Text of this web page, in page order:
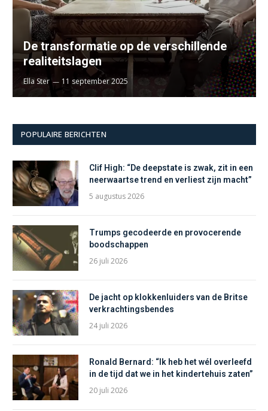
De transformatie op de verschillende
realiteitslagen
Ella Ster 11 september 2025
POPULAIRE BERICHTEN
Clif High: “De deepstate is zwak, zit in een
neerwaartse trend en verliest zijn macht”
5 augustus 2026
Trumps gecodeerde en provocerende
boodschappen
26 juli 2026
De jacht op klokkenluiders van de Britse
verkrachtingsbendes
24 juli 2026
Ronald Bernard: “Ik heb het wél overleefd
in de tijd dat we in het kindertehuis zaten”
20 juli 2026